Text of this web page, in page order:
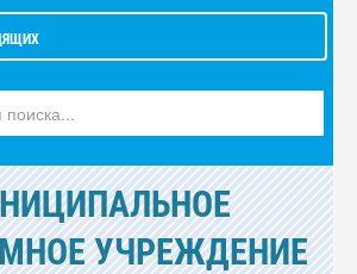
УЧРЕЖДЕНИЕ